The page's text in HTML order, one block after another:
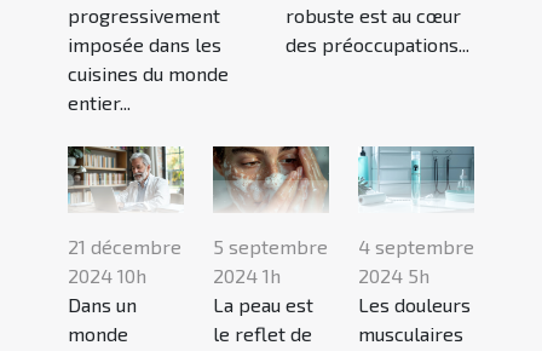
progressivement
imposée dans les
cuisines du monde
entier...
robuste est au cœur
des préoccupations...
21 décembre
2024 10h
Dans un
monde
5 septembre
2024 1h
La peau est
le reflet de
4 septembre
2024 5h
Les douleurs
musculaires